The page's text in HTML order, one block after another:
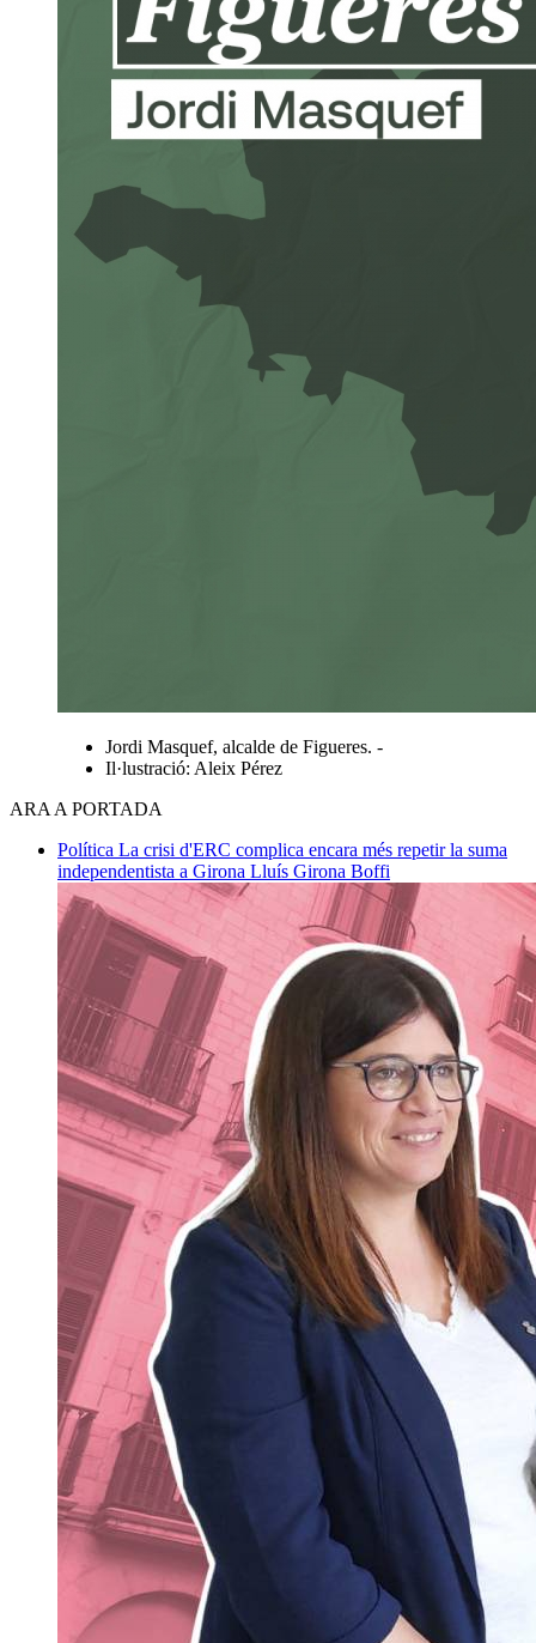
Jordi Masquef, alcalde de Figueres. -
Il·lustració: Aleix Pérez
ARA A PORTADA
Política La crisi d'ERC complica encara més repetir la suma
independentista a Girona Lluís Girona Boffi